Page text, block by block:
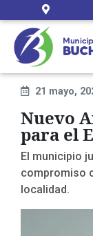
21 mayo,
Nuevo
para el
El municipio
compromiso
localidad.